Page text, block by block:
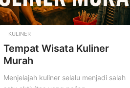
KULINER
Tempat Wisata Kuliner
Murah
Menjelajah kuliner selalu menjadi salah